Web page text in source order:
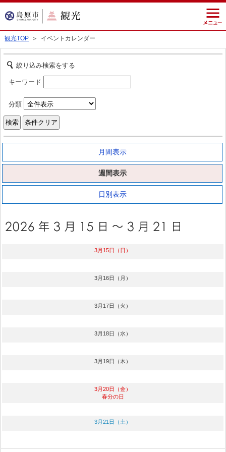
観光TOP ＞ イベントカレンダー
絞り込み検索をする
キーワード
分類
月間表示
週間表示
日別表示
3月15日（日）
3月16日（月）
3月17日（火）
3月18日（水）
3月19日（木）
3月20日（金）
春分の日
3月21日（土）